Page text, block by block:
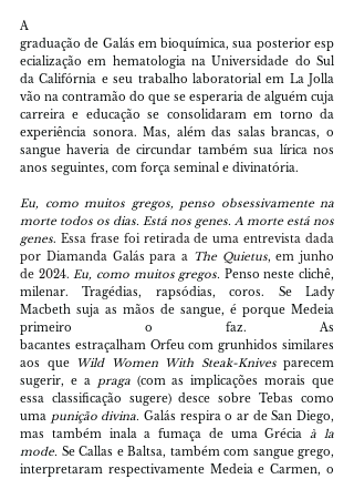
A
graduação de Galás em bioquímica, sua posterior esp
ecialização em hematologia na Universidade do Sul
da Califórnia e seu trabalho laboratorial em La Jolla
vão na contramão do que se esperaria de alguém cuja
carreira e educação se consolidaram em torno da
experiência sonora. Mas, além das salas brancas, o
sangue haveria de circundar também sua lírica nos
anos seguintes, com força seminal e divinatória.
Eu, como muitos gregos, penso obsessivamente na
morte todos os dias. Está nos genes. A morte está nos
genes. Essa frase foi retirada de uma entrevista dada
por Diamanda Galás para a The Quietus, em junho
de 2024. Eu, como muitos gregos. Penso neste clichê,
milenar. Tragédias, rapsódias, coros. Se Lady
Macbeth suja as mãos de sangue, é porque Medeia
primeiro o faz. As
bacantes estraçalham Orfeu com grunhidos similares
aos que Wild Women With Steak-Knives parecem
sugerir, e a praga (com as implicações morais que
essa classificação sugere) desce sobre Tebas como
uma punição divina. Galás respira o ar de San Diego,
mas também inala a fumaça de uma Grécia à la
mode. Se Callas e Baltsa, também com sangue grego,
interpretaram respectivamente Medeia e Carmen, o